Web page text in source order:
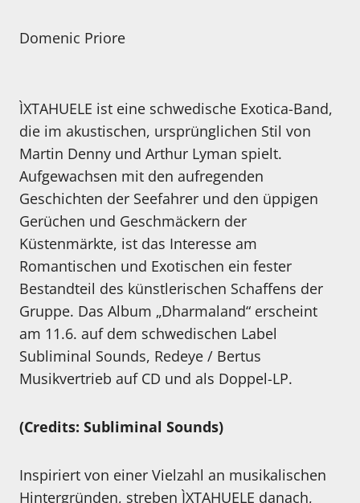
Domenic Priore
ÌXTAHUELE ist eine schwedische Exotica-Band,
die im akustischen, ursprünglichen Stil von
Martin Denny und Arthur Lyman spielt.
Aufgewachsen mit den aufregenden
Geschichten der Seefahrer und den üppigen
Gerüchen und Geschmäckern der
Küstenmärkte, ist das Interesse am
Romantischen und Exotischen ein fester
Bestandteil des künstlerischen Schaffens der
Gruppe. Das Album „Dharmaland“ erscheint
am 11.6. auf dem schwedischen Label
Subliminal Sounds, Redeye / Bertus
Musikvertrieb auf CD und als Doppel-LP.
(Credits: Subliminal Sounds)
Inspiriert von einer Vielzahl an musikalischen
Hintergründen, streben ÌXTAHUELE danach,